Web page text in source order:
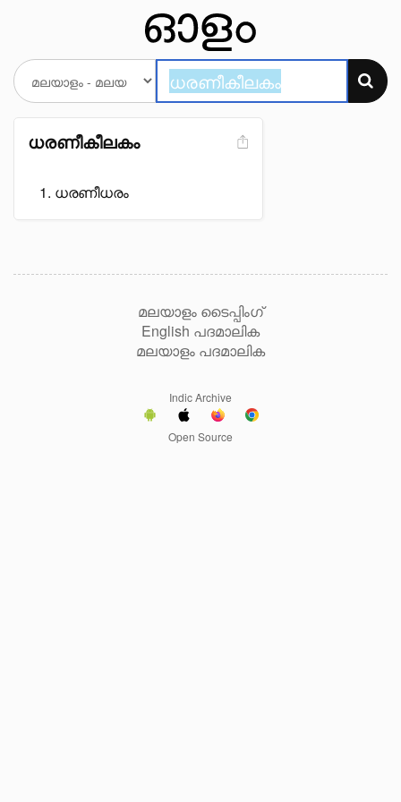
ധരണീകീലകം
ധരണീധരം
മലയാളം ടൈപ്പിംഗ്
English പദമാലിക
മലയാളം പദമാലിക
Indic Archive
Open Source